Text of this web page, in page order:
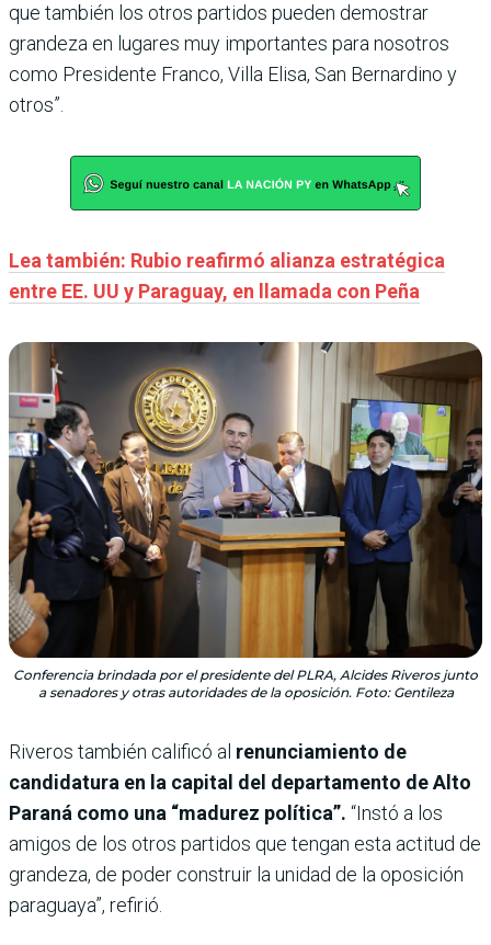
que también los otros partidos pueden demostrar
grandeza en lugares muy importantes para nosotros
como Presidente Franco, Villa Elisa, San Bernardino y
otros”.
Lea también: Rubio reafirmó alianza estratégica
entre EE. UU y Paraguay, en llamada con Peña
Conferencia brindada por el presidente del PLRA, Alcides Riveros junto
a senadores y otras autoridades de la oposición. Foto: Gentileza
Riveros también calificó al renunciamiento de
candidatura en la capital del departamento de Alto
Paraná como una “madurez política”. “Instó a los
amigos de los otros partidos que tengan esta actitud de
grandeza, de poder construir la unidad de la oposición
paraguaya”, refirió.